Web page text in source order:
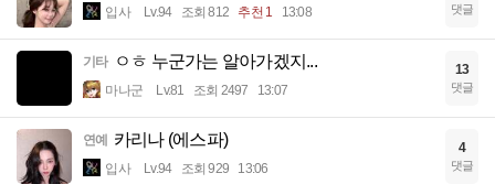
입사 Lv.94 조회 812 추천 1 13:08 댓글
기타 ㅇㅎ 누군가는 알아가겠지...
마나군 Lv.81 조회 2497 13:07
13
댓글
연예 카리나 (에스파)
입사 Lv.94 조회 929 13:06
4
댓글